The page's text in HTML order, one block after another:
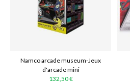
Namco arcade museum-Jeux
d'arcade mini
132,50 €